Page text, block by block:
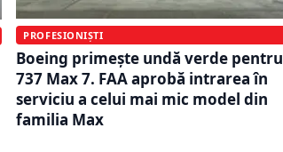
PROFESIONIȘTI
Boeing primește undă verde pentru
737 Max 7. FAA aprobă intrarea în
serviciu a celui mai mic model din
familia Max